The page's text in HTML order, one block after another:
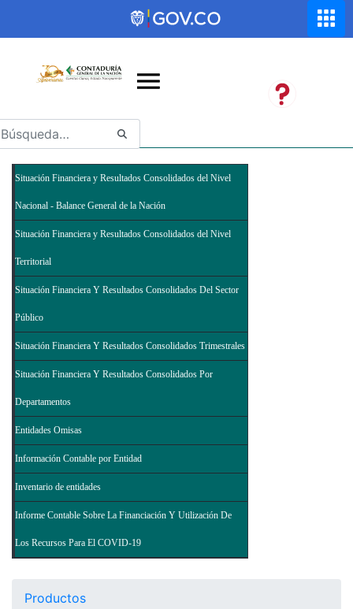
Saltar al contenido principal
Abrir menú de accesibilidad
Situación Financiera y Resultados Consolidados del Nivel
Nacional - Balance General de la Nación
Situación Financiera y Resultados Consolidados del Nivel
Territorial
Situación Financiera Y Resultados Consolidados Del Sector
Público
Situación Financiera Y Resultados Consolidados Trimestrales
Situación Financiera Y Resultados Consolidados Por
Departamentos
Entidades Omisas
Información Contable por Entidad
Inventario de entidades
Informe Contable Sobre La Financiación Y Utilización De
Los Recursos Para El COVID-19
Productos